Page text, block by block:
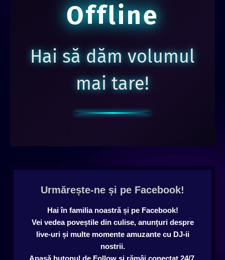
Offline
Hai să dăm volumul
mai tare!
Urmărește-ne și pe Facebook!
Hai în familia noastră și pe Facebook!
Vei vedea poveștile din culise, anunțuri despre
live-uri și multe momente amuzante cu DJ-ii
nostrii.
Apasă butonul de Follow și rămâi conectat 24/7.